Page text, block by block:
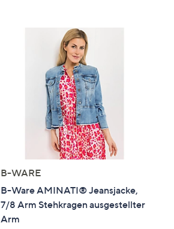
B-WARE
B-Ware AMINATI® Jeansjacke,
7/8 Arm Stehkragen ausgestellter
Arm